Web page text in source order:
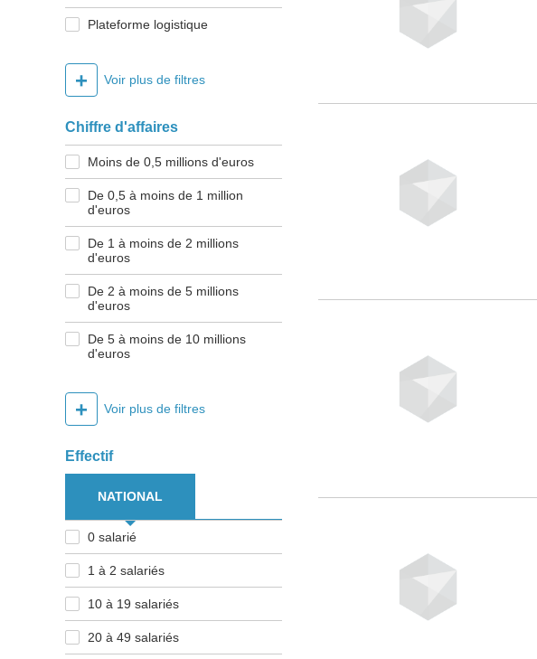
Plateforme logistique
+ Voir plus de filtres
Chiffre d'affaires
Moins de 0,5 millions d'euros
De 0,5 à moins de 1 million
d'euros
De 1 à moins de 2 millions
d'euros
De 2 à moins de 5 millions
d'euros
De 5 à moins de 10 millions
d'euros
+ Voir plus de filtres
Effectif
NATIONAL
0 salarié
1 à 2 salariés
10 à 19 salariés
20 à 49 salariés